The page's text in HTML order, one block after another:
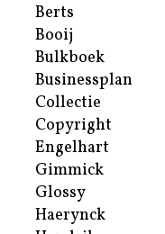
Berts
Booij
Bulkboek
Businessplan
Collectie
Copyright
Engelhart
Gimmick
Glossy
Haerynck